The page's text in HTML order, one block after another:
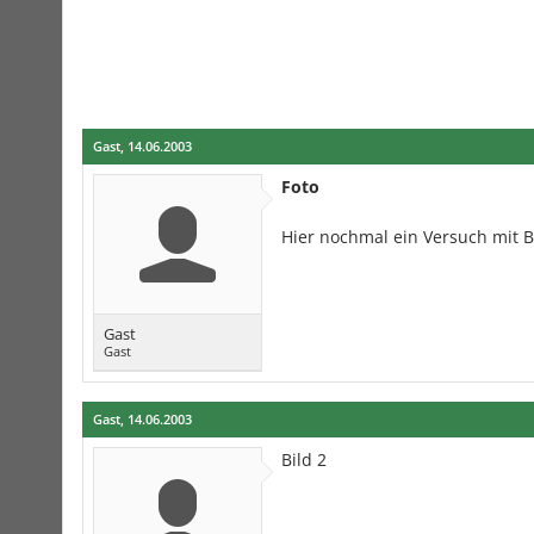
Gast, 14.06.2003
Gast
Gast
Foto
Hier nochmal ein Versuch mit
Gast, 14.06.2003
Bild 2